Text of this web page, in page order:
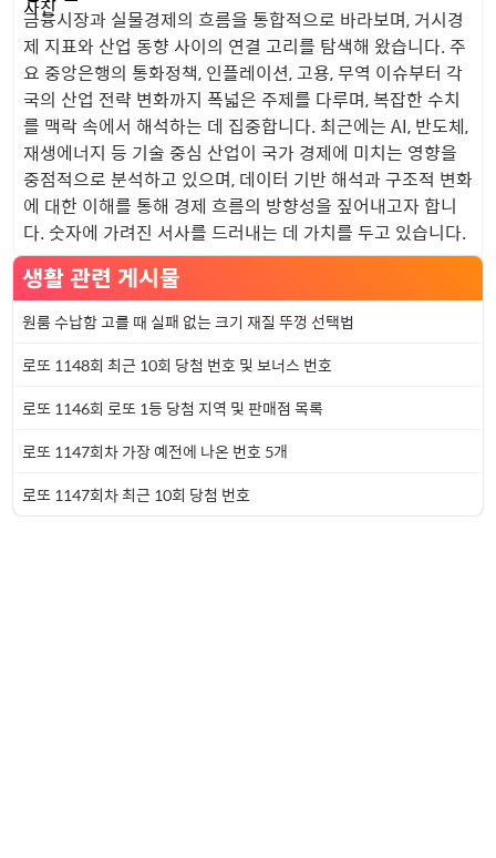
금융시장과 실물경제의 흐름을 통합적으로 바라보며, 거시경
제 지표와 산업 동향 사이의 연결 고리를 탐색해 왔습니다. 주
요 중앙은행의 통화정책, 인플레이션, 고용, 무역 이슈부터 각
국의 산업 전략 변화까지 폭넓은 주제를 다루며, 복잡한 수치
를 맥락 속에서 해석하는 데 집중합니다. 최근에는 AI, 반도체,
재생에너지 등 기술 중심 산업이 국가 경제에 미치는 영향을
중점적으로 분석하고 있으며, 데이터 기반 해석과 구조적 변화
에 대한 이해를 통해 경제 흐름의 방향성을 짚어내고자 합니
다. 숫자에 가려진 서사를 드러내는 데 가치를 두고 있습니다.
생활 관련 게시물
원룸 수납함 고를 때 실패 없는 크기 재질 뚜껑 선택법
로또 1148회 최근 10회 당첨 번호 및 보너스 번호
로또 1146회 로또 1등 당첨 지역 및 판매점 목록
로또 1147회차 가장 예전에 나온 번호 5개
로또 1147회차 최근 10회 당첨 번호